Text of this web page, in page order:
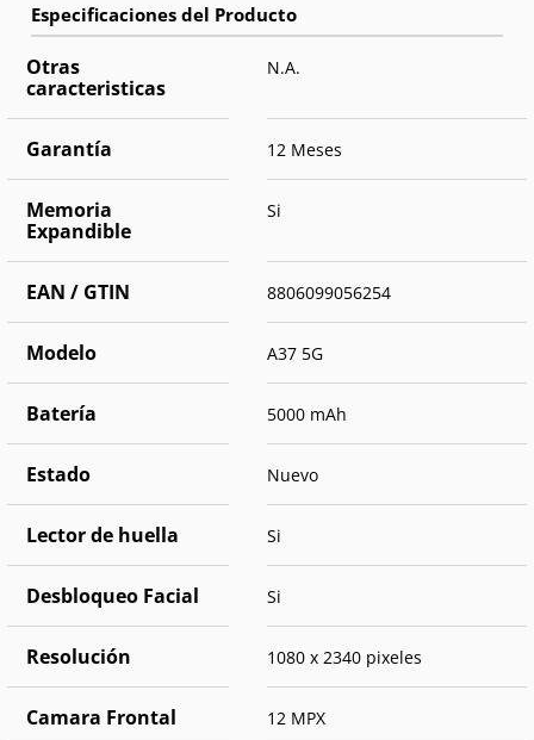
Otras
caracteristicas
N.A.
Garantía 12 Meses
Memoria
Expandible
Si
EAN / GTIN 8806099056254
Modelo A37 5G
Batería 5000 mAh
Estado Nuevo
Lector de huella Si
Desbloqueo Facial Si
Resolución 1080 x 2340 pixeles
Camara Frontal 12 MPX